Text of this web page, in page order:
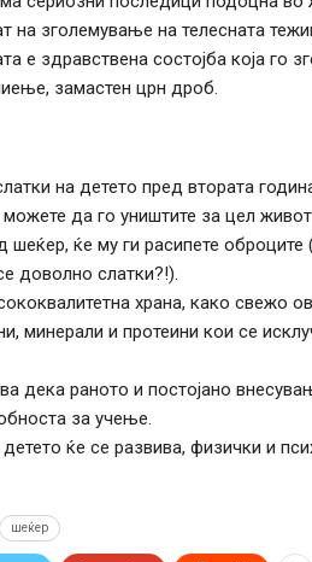
на зголемување на телесната
е здравствена состојба која го
замастен црн дроб.
на детето пред втората
да го уништите за цел
шеќер, ќе му ги расипете
доволно слатки?!).
храна, како свежо
минерали и протеини кои се
дека раното и постојано
за учење.
ќе се развива, физички и
шеќер